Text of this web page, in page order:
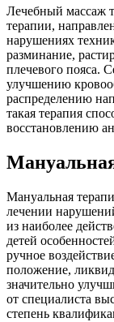
Лечебный массаж
терапии,
нарушениях
разминание,
плечевого пояса.
улучшению
распределению
такая терапия
восстановлению
Мануальная
лечении
из наиболее
детей
ручное
положение,
значительно
от специалиста
степень